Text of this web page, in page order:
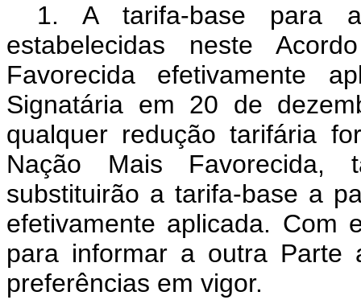
1. A tarifa-base para
estabelecidas neste
Favorecida efetivamente
Signatária em 20 de
qualquer redução tarifária
Nação Mais Favorecida,
substituirão a tarifa-base a
efetivamente aplicada. Com
para informar a outra Parte
preferências em vigor.